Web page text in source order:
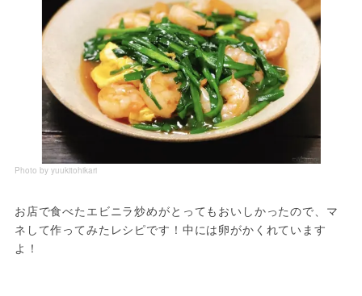
Photo by yuukitohikari
お店で食べたエビニラ炒めがとってもおいしかったので、マ
ネして作ってみたレシピです！中には卵がかくれています
よ！